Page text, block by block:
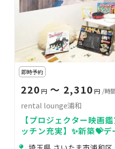
即時予約
220 円〜 2,310 円 /時
rental lounge浦和
【プロジェクター映
ッチン充実】✨新築💝
👩‍❤️‍💋‍👨ゴミ無料